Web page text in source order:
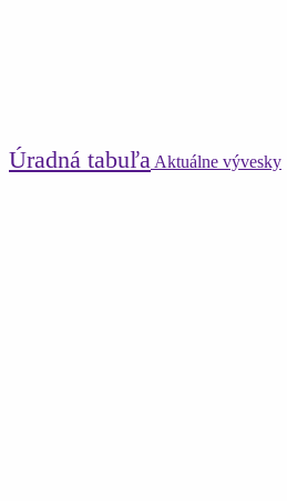
Úradná tabuľa Aktuálne vývesky